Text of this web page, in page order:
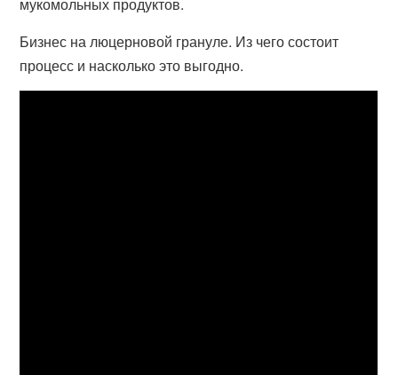
Бизнес на люцерновой грануле. Из чего состоит
процесс и насколько это выгодно.